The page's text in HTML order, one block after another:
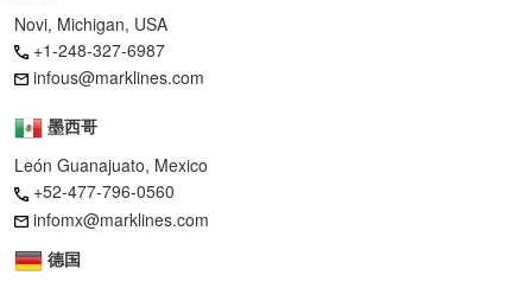
Novi, Michigan, USA
+1-248-327-6987
infous@marklines.com
墨西哥
León Guanajuato, Mexico
+52-477-796-0560
infomx@marklines.com
德国